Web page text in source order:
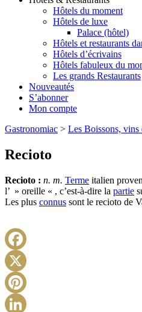
Hôtels du moment
Hôtels de luxe
Palace (hôtel)
Hôtels et restaurants
Hôtels d’écrivains
Hôtels fabuleux du
Les grands Restaurants
Nouveautés
S’abonner
Mon compte
Gastronomiac > Les Boissons, vins
Recioto
Recioto : n. m. Terme italien
l’ » oreille « , c’est-à-dire la partie
Les plus connus sont le recioto de